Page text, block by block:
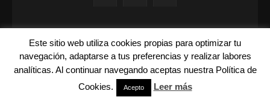
El Faro de Hellín 2025
Galerías Cartas La Foto de la Semana
Quienes Somos
Publicidad
Este sitio web utiliza cookies propias para optimizar tu
navegación, adaptarse a tus preferencias y realizar labores
analíticas. Al continuar navegando aceptas nuestra Política de
Cookies.
Acepto Leer más